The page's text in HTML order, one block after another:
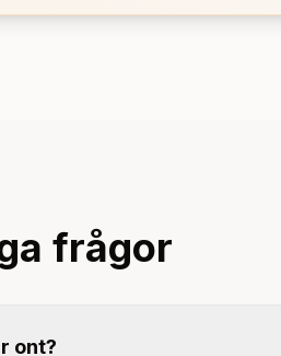
frågor
ont?